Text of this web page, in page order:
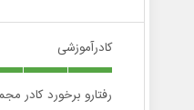
کادرآموزشی
رفتارو برخورد کادر